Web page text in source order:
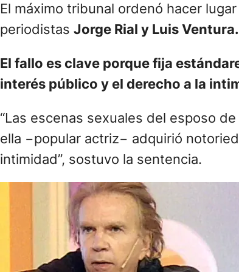
El máximo tribunal ordenó hacer
periodistas Jorge Rial y Luis Ventura.
El fallo es clave porque fija
interés público y el derecho a la
“Las escenas sexuales del esposo
ella −popular actriz− adquirió
intimidad”, sostuvo la sentencia.